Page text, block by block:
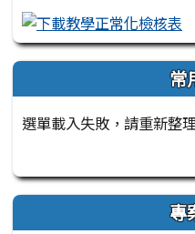
常
選單載入失敗，請重新整
專